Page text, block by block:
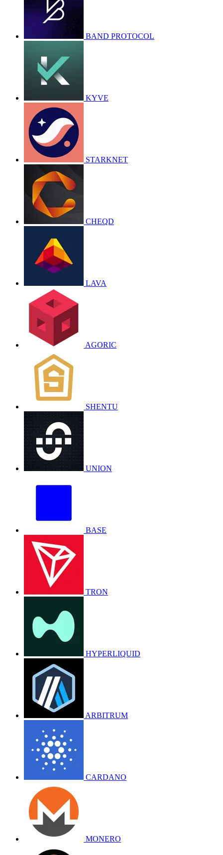
BAND PROTOCOL
KYVE
STARKNET
CHEQD
LAVA
AGORIC
SHENTU
UNION
BASE
TRON
HYPERLIQUID
ARBITRUM
CARDANO
MONERO